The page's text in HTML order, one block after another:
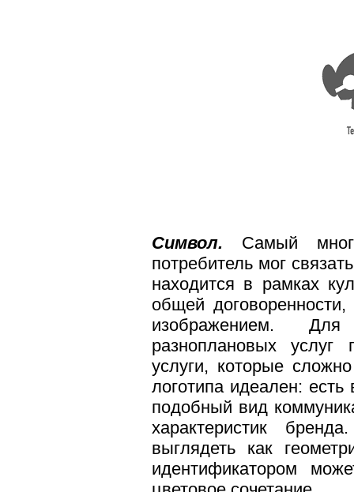
Символ. Самый
потребитель мог
находится в рамках
общей
изображением.
разноплановых
услуги, которые
логотипа идеален: есть
подобный вид
характеристик
выглядеть как
идентификатором